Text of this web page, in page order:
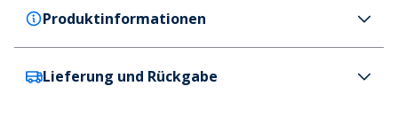
Produktinformationen
Lagooners
Lieferung und Rückgabe